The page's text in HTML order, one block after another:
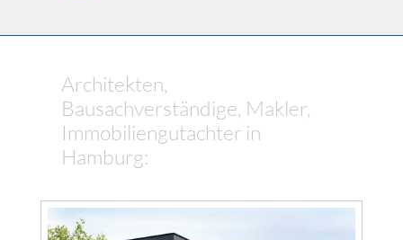
Architekten,
Bausachverständige, Makler,
Immobiliengutachter in
Hamburg: